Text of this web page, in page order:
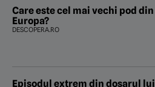
Care este cel mai vechi pod din
Europa?
DESCOPERA.RO
Episodul extrem din dosarul lui